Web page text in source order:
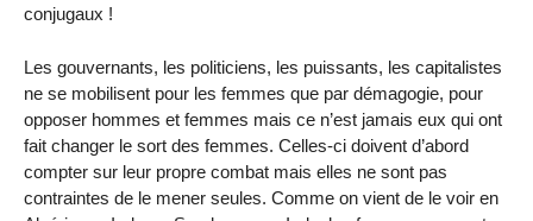
conjugaux !
Les gouvernants, les politiciens, les puissants, les capitalistes
ne se mobilisent pour les femmes que par démagogie, pour
opposer hommes et femmes mais ce n’est jamais eux qui ont
fait changer le sort des femmes. Celles-ci doivent d’abord
compter sur leur propre combat mais elles ne sont pas
contraintes de le mener seules. Comme on vient de le voir en